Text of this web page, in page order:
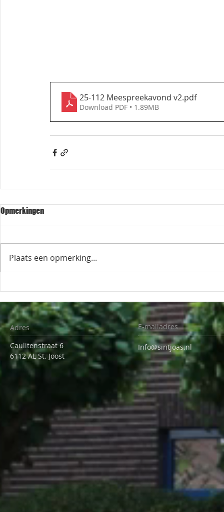
25-112 Meespreekavond v2.pdf
Download PDF • 1.89MB
Opmerkingen
Plaats een opmerking...
Adres
Caulitenstraat 6
6112 AL St. Joost
E-mailadres
Info@sintjoas.nl